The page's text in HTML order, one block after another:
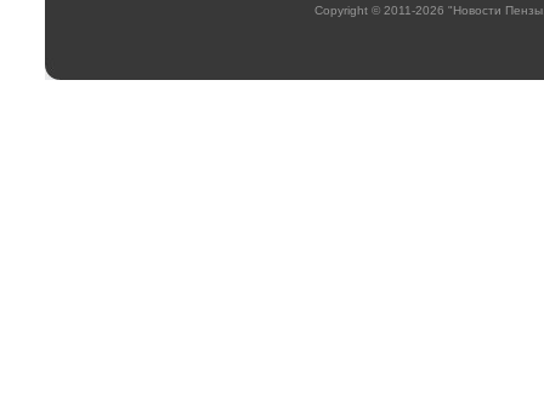
Copyright © 2011-2026 "Новости